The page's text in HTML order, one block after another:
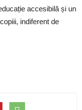
accesibilă și un
indiferent de